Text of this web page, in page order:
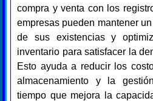
compra y venta con los
empresas pueden mantener
de sus existencias y
inventario para satisfacer la
Esto ayuda a reducir los
almacenamiento y la
tiempo que mejora la